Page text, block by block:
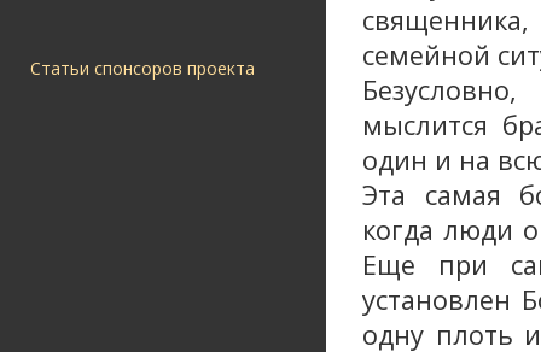
Статьи спонсоров проекта
семейной
мыслится
один и на
Эта самая
когда люди
Еще при
установлен
одну плоть